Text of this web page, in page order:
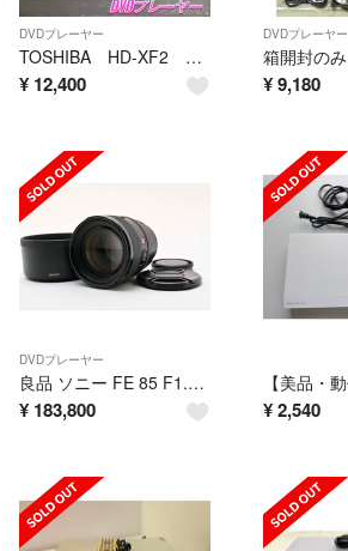
DVDプレーヤー
TOSHIBA HD-XF2 東芝 HD DVDプレーヤー
¥ 12,400
DVDプレーヤー
¥ 9,180
DVDプレーヤー
良品 ソニー FE 85 F1.4 GM II SEL85F14GM2 H544
¥ 183,800 ¥ 2,540